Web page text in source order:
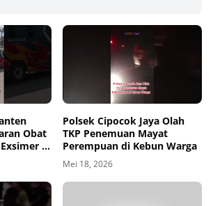
Obat
di
Polsek Cipocok Jaya Olah
TKP Penemuan Mayat
Perempuan di Kebun Warga
Mei 18, 2026